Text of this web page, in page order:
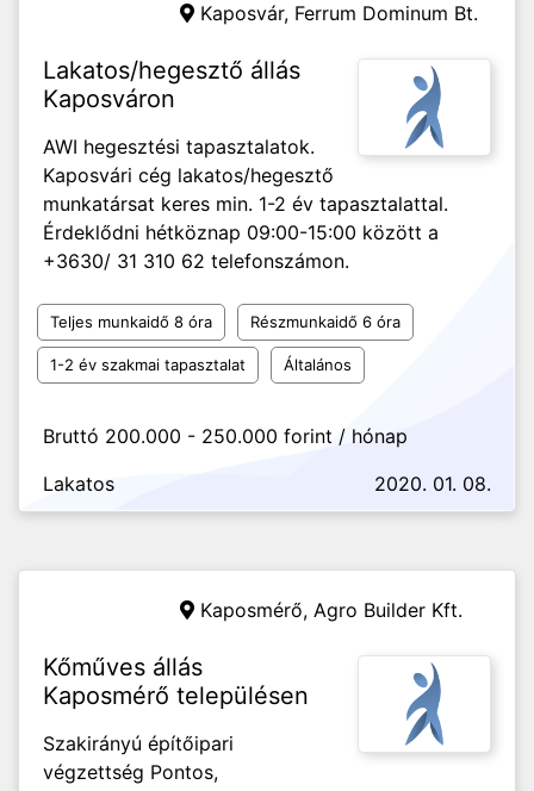
Kaposvár, Ferrum Dominum Bt.
Lakatos/hegesztő állás
Kaposváron
AWI hegesztési tapasztalatok.
Kaposvári cég lakatos/hegesztő
munkatársat keres min. 1-2 év tapasztalattal.
Érdeklődni hétköznap 09:00-15:00 között a
+3630/ 31 310 62 telefonszámon.
Teljes munkaidő 8 óra Részmunkaidő 6 óra
1-2 év szakmai tapasztalat Általános
Bruttó 200.000 - 250.000 forint / hónap
Lakatos
2020. 01. 08.
Kaposmérő, Agro Builder Kft.
Kőműves állás
Kaposmérő településen
Szakirányú építőipari
végzettség Pontos,